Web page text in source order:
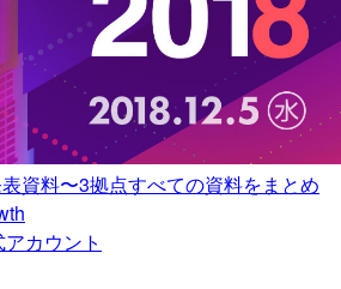
表資料〜3拠点すべての資料をまとめ
カウント